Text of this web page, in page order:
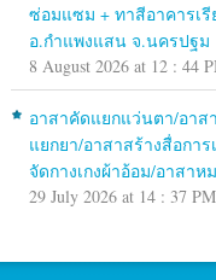
ซ่อมแซม + ทาสีอาคารเรี
อ.กำแพงแสน จ.นครปฐม
8 August 2026 at 12 : 44
อาสาคัดแยกแว่นตา/อา
แยกยา/อาสาสร้างสื่อกา
จัดกางเกงผ้าอ้อม/อาสา
29 July 2026 at 14 : 37 PM